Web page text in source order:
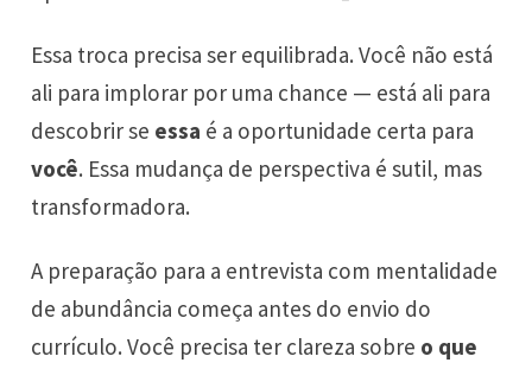
Essa troca precisa ser equilibrada. Você não está
ali para implorar por uma chance — está ali para
descobrir se essa é a oportunidade certa para
você. Essa mudança de perspectiva é sutil, mas
transformadora.
A preparação para a entrevista com mentalidade
de abundância começa antes do envio do
currículo. Você precisa ter clareza sobre o que